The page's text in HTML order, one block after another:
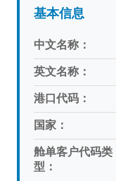
基本信息
中文名称：
英文名称：
港口代码：
国家：
舱单客户代码类
型：